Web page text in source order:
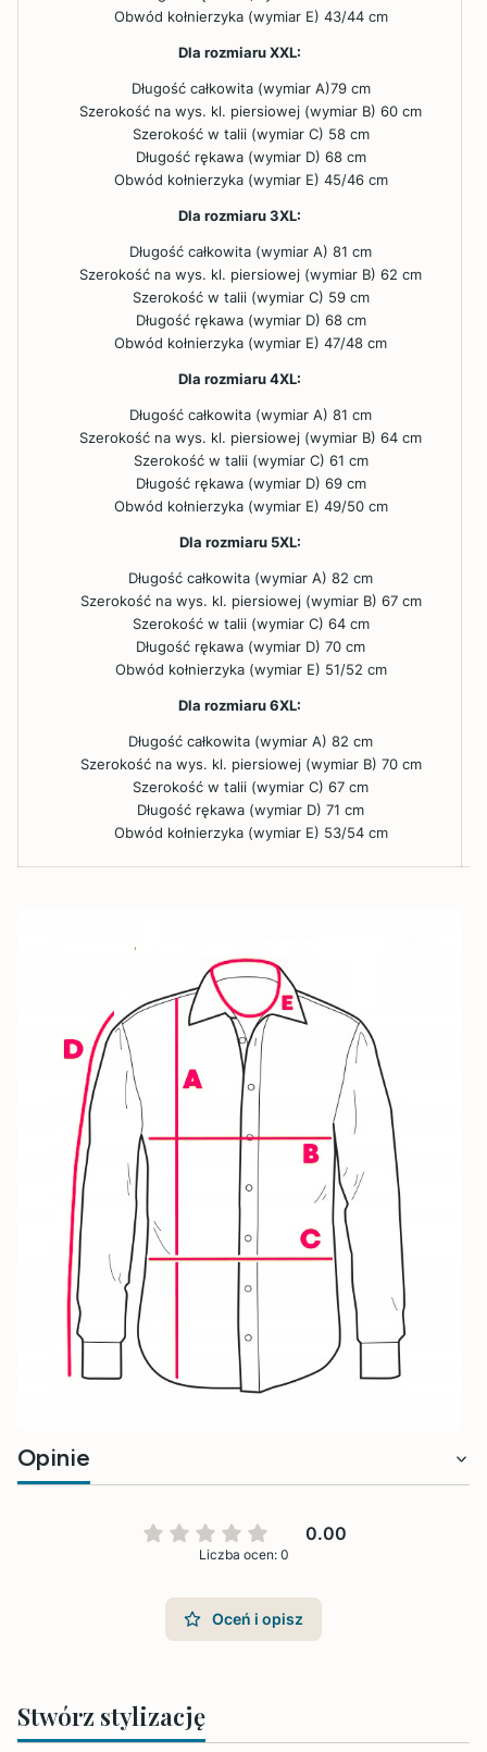
Obwód kołnierzyka (wymiar E) 43/44 cm
Dla rozmiaru XXL:
Długość całkowita (wymiar A)79 cm
Szerokość na wys. kl. piersiowej (wymiar B) 60 cm
Szerokość w talii (wymiar C) 58 cm
Długość rękawa (wymiar D) 68 cm
Obwód kołnierzyka (wymiar E) 45/46 cm
Dla rozmiaru 3XL:
Długość całkowita (wymiar A) 81 cm
Szerokość na wys. kl. piersiowej (wymiar B) 62 cm
Szerokość w talii (wymiar C) 59 cm
Długość rękawa (wymiar D) 68 cm
Obwód kołnierzyka (wymiar E) 47/48 cm
Dla rozmiaru 4XL:
Długość całkowita (wymiar A) 81 cm
Szerokość na wys. kl. piersiowej (wymiar B) 64 cm
Szerokość w talii (wymiar C) 61 cm
Długość rękawa (wymiar D) 69 cm
Obwód kołnierzyka (wymiar E) 49/50 cm
Dla rozmiaru 5XL:
Długość całkowita (wymiar A) 82 cm
Szerokość na wys. kl. piersiowej (wymiar B) 67 cm
Szerokość w talii (wymiar C) 64 cm
Długość rękawa (wymiar D) 70 cm
Obwód kołnierzyka (wymiar E) 51/52 cm
Dla rozmiaru 6XL:
Długość całkowita (wymiar A) 82 cm
Szerokość na wys. kl. piersiowej (wymiar B) 70 cm
Szerokość w talii (wymiar C) 67 cm
Długość rękawa (wymiar D) 71 cm
Obwód kołnierzyka (wymiar E) 53/54 cm
Opinie
0.00
Liczba ocen: 0
Oceń i opisz
Stwórz stylizację